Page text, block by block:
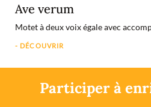
Ave verum
Motet à deux voix égale avec
- DÉCOUVRIR
Participer à